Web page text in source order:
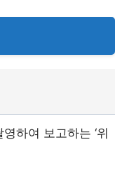
하여 보고하는 ‘위